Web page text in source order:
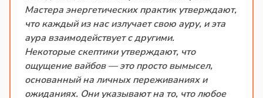
Мастера энергетических практик утверждают,
что каждый из нас излучает свою ауру, и эта
аура взаимодействует с другими.
Некоторые скептики утверждают, что
ощущение вайбов — это просто вымысел,
основанный на личных переживаниях и
ожиданиях. Они указывают на то, что любое